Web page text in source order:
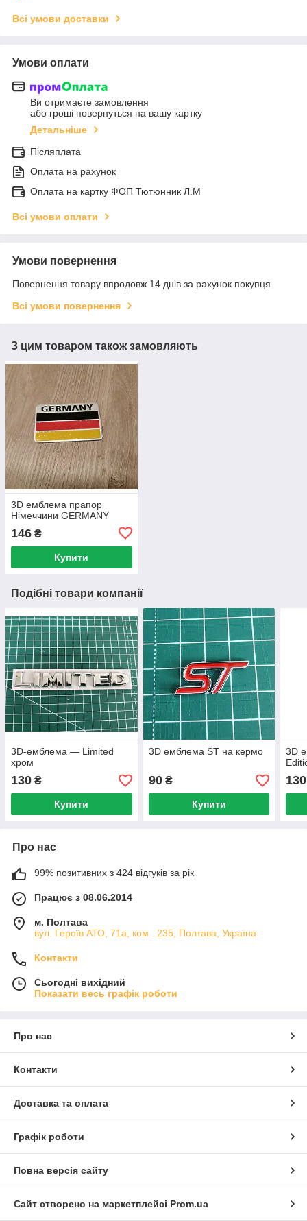
Всі умови доставки
Умови оплати
Ви отримаєте замовлення
або гроші повернуться на вашу картку
Детальніше
Післяплата
Оплата на рахунок
Оплата на картку ФОП Тютюнник Л.М
Всі умови оплати
Умови повернення
Повернення товару впродовж 14 днів за рахунок покупця
Всі умови повернення
З цим товаром також замовляють
3D емблема прапор
Німеччини GERMANY
146 ₴
Купити
Подібні товари компанії
3D-емблема — Limited
хром
130 ₴
Купити
3D емблема ST на кермо
90₴
Купити
3D
130
Про нас
99% позитивних з 424 відгуків за рік
Працює з 08.06.2014
м. Полтава
вул. Героїв АТО, 71а, ком . 235, Полтава, Україна
Контакти
Сьогодні вихідний
Показати весь графік роботи
Про нас
Контакти
Доставка та оплата
Графік роботи
Повна версія сайту
Сайт створено на маркетплейсі Prom.ua